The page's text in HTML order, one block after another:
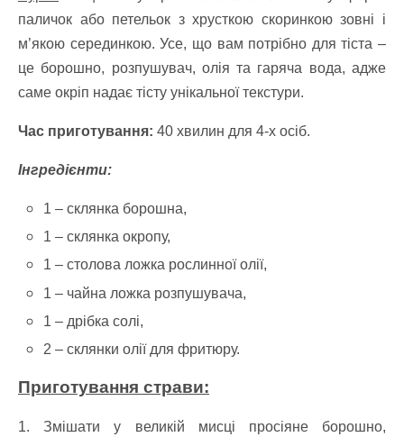
паличок або петельок з хрусткою скоринкою зовні і
м’якою серединкою. Усе, що вам потрібно для тіста –
це борошно, розпушувач, олія та гаряча вода, адже
саме окріп надає тісту унікальної текстури.
Час приготування: 40 хвилин для 4-х осіб.
Інгредієнти:
1 – склянка борошна,
1 – склянка окропу,
1 – столова ложка рослинної олії,
1 – чайна ложка розпушувача,
1 – дрібка солі,
2 – склянки олії для фритюру.
Приготування страви:
1. Змішати у великій мисці просіяне борошно,